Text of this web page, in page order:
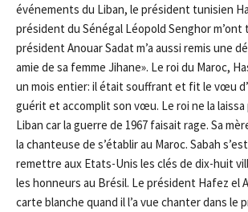
événements du Liban, le président tunisien
président du Sénégal Léopold Senghor m’ont
président Anouar Sadat m’a aussi remis une
amie de sa femme Jihane». Le roi du Maroc,
un mois entier: il était souffrant et fit le vœu
guérit et accomplit son vœu. Le roi ne la
Liban car la guerre de 1967 faisait rage. Sa
la chanteuse de s’établir au Maroc. Sabah
remettre aux Etats-Unis les clés de dix-huit
les honneurs au Brésil. Le président Hafez el
carte blanche quand il l’a vue chanter dans le